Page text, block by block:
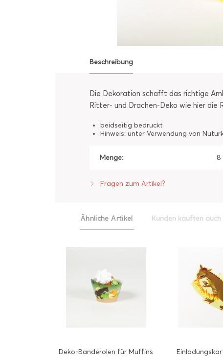
Beschreibung
Die Dekoration schafft das richtige
Ritter- und Drachen-Deko wie hier die
beidseitig bedruckt
Hinweis: unter Verwendung von
Menge: 8
Fragen zum Artikel?
Ähnliche Artikel Kunden kauften auch
Deko-Banderolen für Muffins